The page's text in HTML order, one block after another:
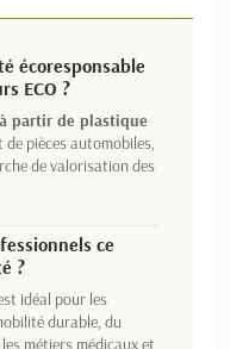
écoresponsable
ECO ?
partir de plastique
pièces automobiles,
de valorisation des
ce
?
idéal pour les
durable, du
métiers médicaux et